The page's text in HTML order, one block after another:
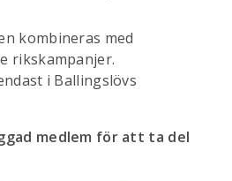
kombineras med
rikskampanjer.
i Ballingslövs
medlem för att ta del